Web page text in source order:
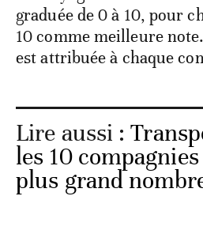
graduée de 0 à 10, pour
10 comme meilleure
est attribuée à chaque
Lire aussi :
les 10
plus grand